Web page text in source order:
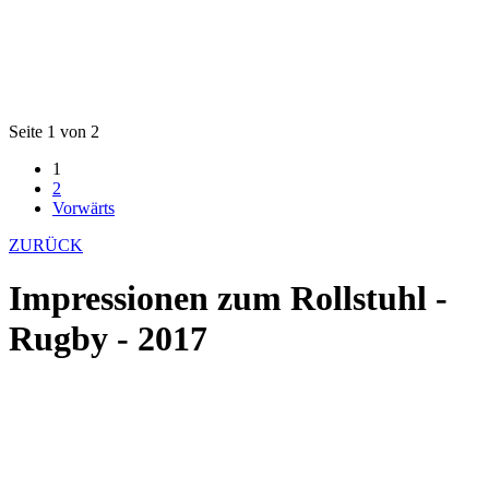
Seite 1 von 2
1
2
Vorwärts
ZURÜCK
Impressionen zum Rollstuhl -
Rugby - 2017